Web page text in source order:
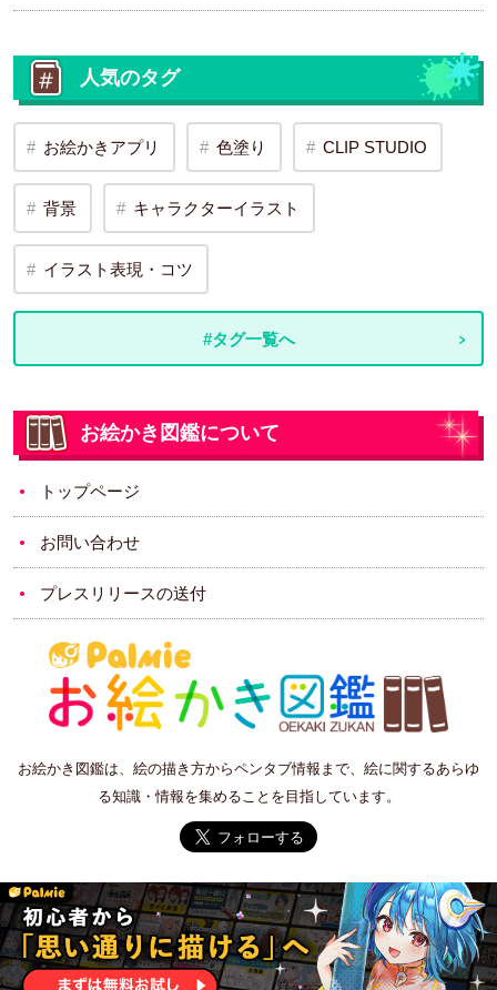
人気のタグ
お絵かきアプリ 色塗り CLIP STUDIO
背景 キャラクターイラスト
イラスト表現・コツ
#タグ一覧へ
お絵かき図鑑について
トップページ
お問い合わせ
プレスリリースの送付
お絵かき図鑑は、絵の描き方からペンタブ情報まで、絵に関するあらゆ
る知識・情報を集めることを目指しています。